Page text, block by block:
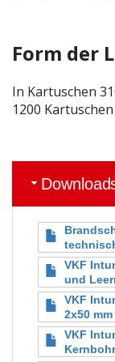
Form der
In Kartuschen
1200
VKF
und
VKF
2x50
VKF